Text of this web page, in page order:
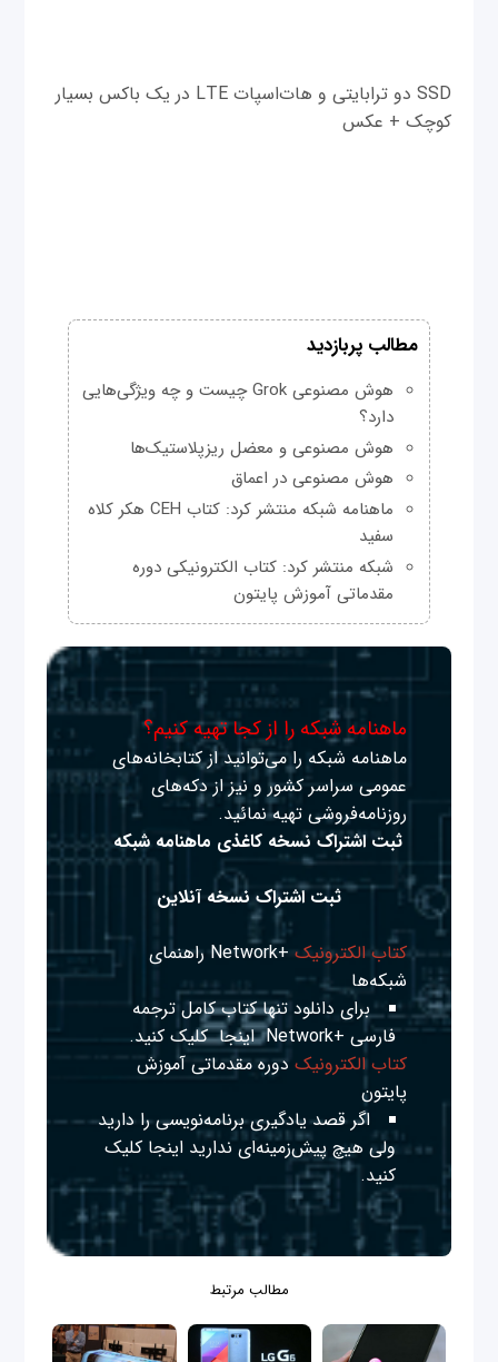
SSD دو ترابایتی و هات‌اسپات LTE در یک باکس بسیار
کوچک + عکس
مطالب پربازدید
هوش مصنوعی Grok چیست و چه ویژگی‌هایی
دارد؟
هوش مصنوعی و معضل ریزپلاستیک‌ها
هوش مصنوعی در اعماق
ماهنامه شبکه منتشر کرد: کتاب CEH هکر کلاه
سفید
شبکه منتشر کرد: کتاب الکترونیکی دوره
مقدماتی آموزش پایتون
ماهنامه شبکه را از کجا تهیه کنیم؟
ماهنامه شبکه را می‌توانید از کتابخانه‌های
عمومی سراسر کشور و نیز از دکه‌های
روزنامه‌فروشی تهیه نمائید.
ثبت اشتراک نسخه کاغذی ماهنامه شبکه
ثبت اشتراک نسخه آنلاین
کتاب الکترونیک
+Network راهنمای
شبکه‌ها
برای دانلود تنها کتاب کامل ترجمه
فارسی +Network
اینجا کلیک کنید.
کتاب الکترونیک دوره مقدماتی آموزش
پایتون
اگر قصد یادگیری برنامه‌نویسی را دارید
ولی هیچ پیش‌زمینه‌ای نداریداینجا کلیک
کنید.
مطالب مرتبط